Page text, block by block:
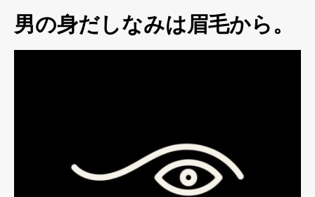
男の身だしなみは眉毛から。